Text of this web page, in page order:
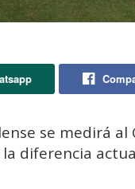
se medirá
diferencia